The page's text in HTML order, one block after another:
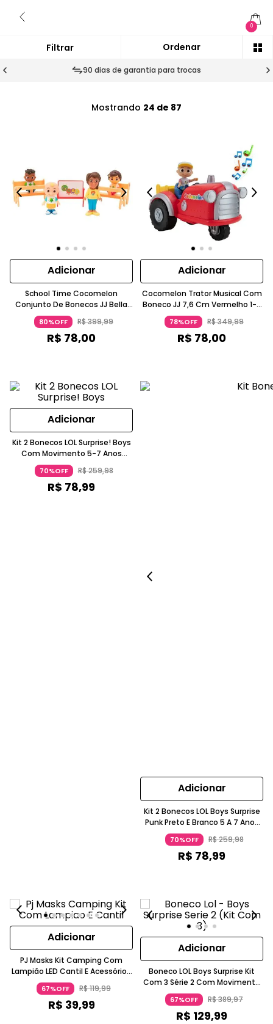
0
90 dias de garantia para trocas
Mostrando 24 de 87
Adicionar
School Time Cocomelon
Conjunto De Bonecos JJ Bella
Sra. Appleberry Multicolorido 3-4
Anos Candide
80%OFF R$399,99
R$ 78,00
Adicionar
Cocomelon Trator Musical Com
Boneco JJ 7,6 Cm Vermelho 1-2
Anos Candide
78%OFF R$349,99
R$ 78,00
Adicionar
Kit 2 Bonecos LOL Surprise! Boys
Com Movimento 5-7 Anos
Candide
70%OFF R$259,98
R$ 78,99
Adicionar
Kit 2 Bonecos LOL Boys Surprise
Punk Preto E Branco 5 A 7 Anos
Com Movimento Candide
70%OFF R$259,98
R$ 78,99
Adicionar
PJ Masks Kit Camping Com
Lampião LED Cantil E Acessórios
3 A 4 Anos Candide
67%OFF R$119,99
R$ 39,99
Adicionar
Boneco LOL Boys Surprise Kit
Com 3 Série 2 Com Movimento
Surpresa Com Água 5-7 Anos
Candide
67%OFF R$389,97
R$ 129,99